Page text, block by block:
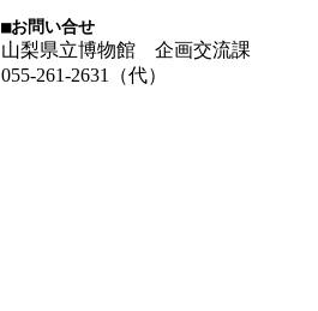
■お問い合せ
山梨県立博物館 企画交流課
055-261-2631（代）